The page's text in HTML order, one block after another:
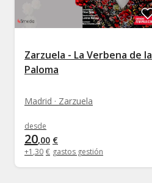
Zarzuela - La Verbena de la
Paloma
Madrid · Zarzuela
desde
20,00 €
+1 ,30 € gastos gestión